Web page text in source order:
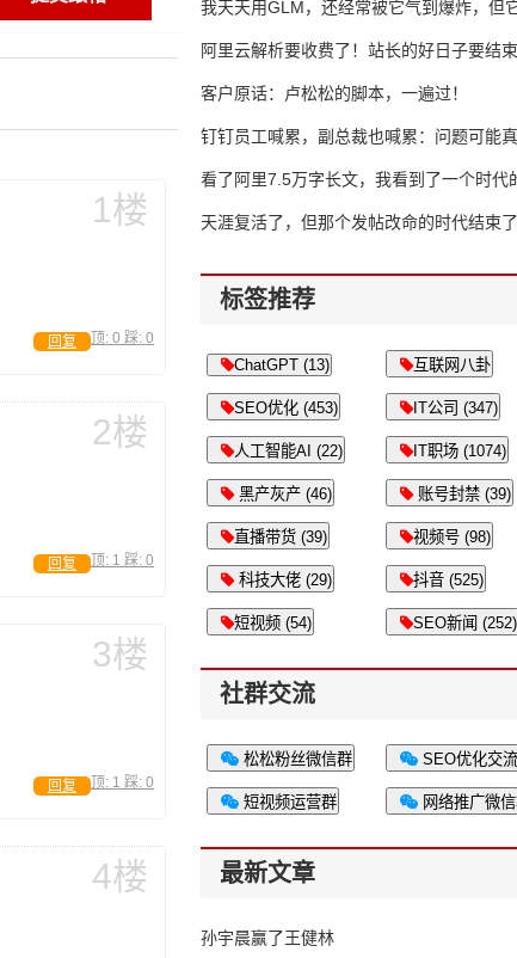
1楼
顶: 0 踩: 0
回复
2楼
顶: 1 踩: 0
回复
3楼
顶: 1 踩: 0
回复
4楼
我天天用GLM，还经常被它气到爆炸，但
16万亿
阿里云解析要收费了！站长的好日子要结
客户原话：卢松松的脚本，一遍过！
钉钉员工喊累，副总裁也喊累：问题可能
了
看了阿里7.5万字长文，我看到了一个时代
天涯复活了，但那个发帖改命的时代结束了
标签推荐
ChatGPT (13) 互联网八卦
SEO优化 (453) IT公司 (347)
人工智能AI (22) IT职场 (1074)
黑产灰产 (46) 账号封禁 (39)
直播带货 (39) 视频号 (98)
科技大佬 (29) 抖音 (525)
短视频 (54) SEO新闻 (252)
社群交流
松松粉丝微信群 SEO优化交
短视频运营群 网络推广微
最新文章
孙宇晨赢了王健林